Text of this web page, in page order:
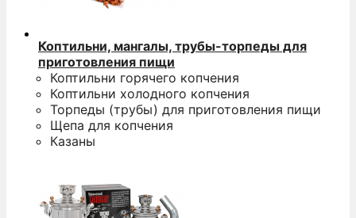
Коптильни, мангалы, трубы-торпеды для
приготовления пищи
Коптильни горячего копчения
Коптильни холодного копчения
Торпеды (трубы) для приготовления пищи
Щепа для копчения
Казаны